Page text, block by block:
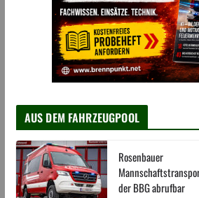
AUS DEM FAHRZEUGPOOL
Rosenbauer
der BBG abrufbar